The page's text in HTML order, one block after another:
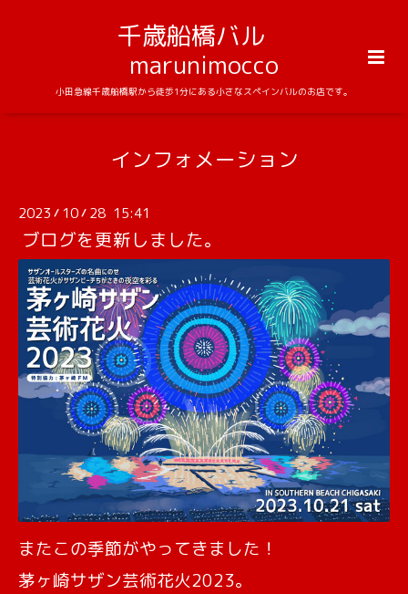
千歳船橋バル
marunimocco
小田急線千歳船橋駅から徒歩1分にある小さなスペインバルのお店です。
インフォメーション
2023 / 10/ 28 15:41
ブログを更新しました。
またこの季節がやってきました！
茅ヶ崎サザン芸術花火2023。